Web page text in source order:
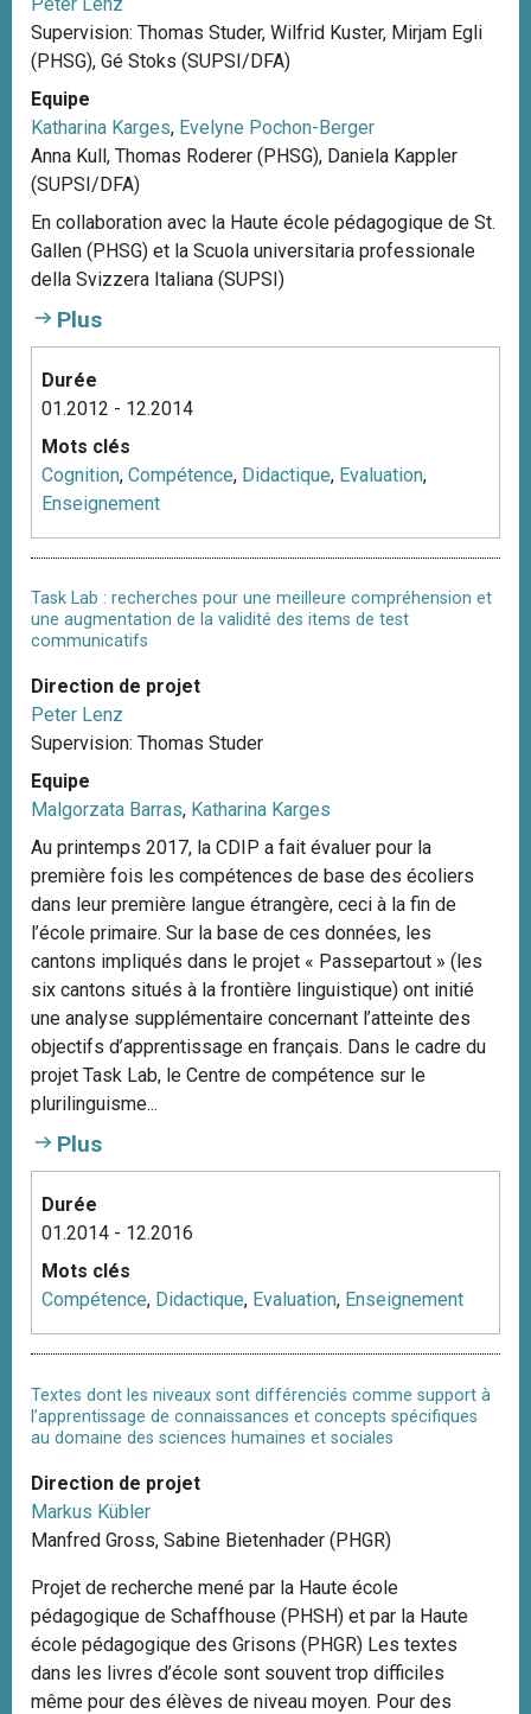
Supervision: Thomas Studer, Wilfrid Kuster, Mirjam Egli
(PHSG), Gé Stoks (SUPSI/DFA)
Equipe
Katharina Karges, Evelyne Pochon-Berger
Anna Kull, Thomas Roderer (PHSG), Daniela Kappler
(SUPSI/DFA)
En collaboration avec la Haute école pédagogique de St.
Gallen (PHSG) et la Scuola universitaria professionale
della Svizzera Italiana (SUPSI)
Plus
Durée
01.2012 - 12.2014
Mots clés
Cognition, Compétence, Didactique, Evaluation,
Enseignement
Task Lab : recherches pour une meilleure compréhension et
une augmentation de la validité des items de test
communicatifs
Direction de projet
Peter Lenz
Supervision: Thomas Studer
Equipe
Malgorzata Barras, Katharina Karges
Au printemps 2017, la CDIP a fait évaluer pour la
première fois les compétences de base des écoliers
dans leur première langue étrangère, ceci à la fin de
l’école primaire. Sur la base de ces données, les
cantons impliqués dans le projet « Passepartout » (les
six cantons situés à la frontière linguistique) ont initié
une analyse supplémentaire concernant l’atteinte des
objectifs d’apprentissage en français. Dans le cadre du
projet Task Lab, le Centre de compétence sur le
plurilinguisme...
Plus
Durée
01.2014 - 12.2016
Mots clés
Compétence, Didactique, Evaluation, Enseignement
Textes dont les niveaux sont différenciés comme support à
l’apprentissage de connaissances et concepts spécifiques
au domaine des sciences humaines et sociales
Direction de projet
Markus Kübler
Manfred Gross, Sabine Bietenhader (PHGR)
Projet de recherche mené par la Haute école
pédagogique de Schaffhouse (PHSH) et par la Haute
école pédagogique des Grisons (PHGR) Les textes
dans les livres d’école sont souvent trop difficiles
même pour des élèves de niveau moyen. Pour des